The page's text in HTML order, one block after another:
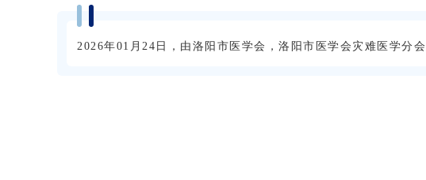
2026年01月24日，由洛阳市医学会， 洛阳市医学会灾难医学分会